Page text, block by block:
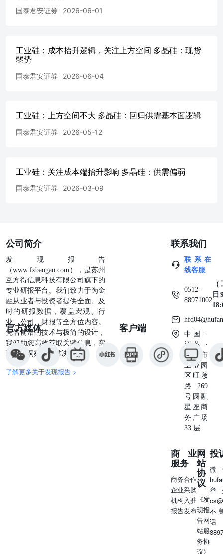
关联机构无关。市场有风险，投资需谨慎。投资者不应将本
必向专业人士咨询并谨慎决策。 版权声明 本报告版权仅为
本公司所有，未经书面许可，任何机构和个人不得以任何形
刊发的，需在允许的范围内使用，并注明出处为“国泰君安
个人或机构独自为此发送行为负责。通过此途径获得本报告
的投资者应自行联系该个人或机构以要求获悉更详细信息或
告所载内容引起的任何损失承担任何责任。 除非另有说
货所有或经合法授权被许可使用的商标、服务标记及标记，
国泰君安证券 2026-06-01
工业硅：成本抬升逻辑，关注上方空间 多晶硅：现货
弱势
国泰君安证券 2026-06-04
工业硅：上方空间不大 多晶硅：回归供需基本面逻辑
国泰君安证券 2026-05-12
工业硅：关注成本端抬升影响 多晶硅：供需偏弱
国泰君安证券 2026-03-09
公司简介
发现报告
（www.fxbaogao.com），是苏州
互方得信息科技有限公司旗下的
专业研报平台。我们致力于为金
融从业者与投资者提供全面、及
时的研报数据，覆盖宏观、行
业、公司、财报等全方位内容。
凭借前沿的技术与极简的设计，
我们助您高效获取关键信息，实
现深度洞察与精准决策。
了解更多关于发现报告 >
官方媒体 客户端
联系我们
联系在
线客服
0512-
88971002
日
中国 ·
江苏 ·
苏州市
工业园
区旺墩
路269
号圆融
星座商
务广场
33 层
商业
服务
商务合作
企业采购
机构入驻
报告发布
网
站
协
议
《发
现报
告网
站服
务协
议》
投
微
举
不